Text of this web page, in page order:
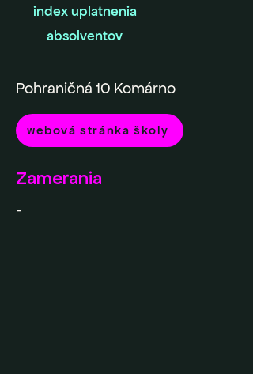
index uplatnenia
absolventov
Pohraničná 10 Komárno
webová stránka školy
Zamerania
-